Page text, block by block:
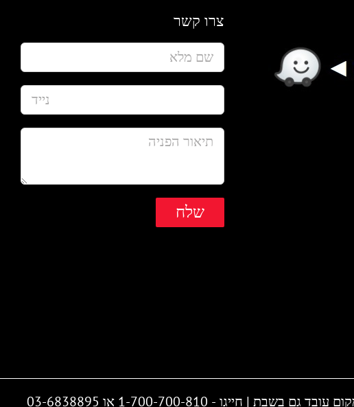
צרו קשר